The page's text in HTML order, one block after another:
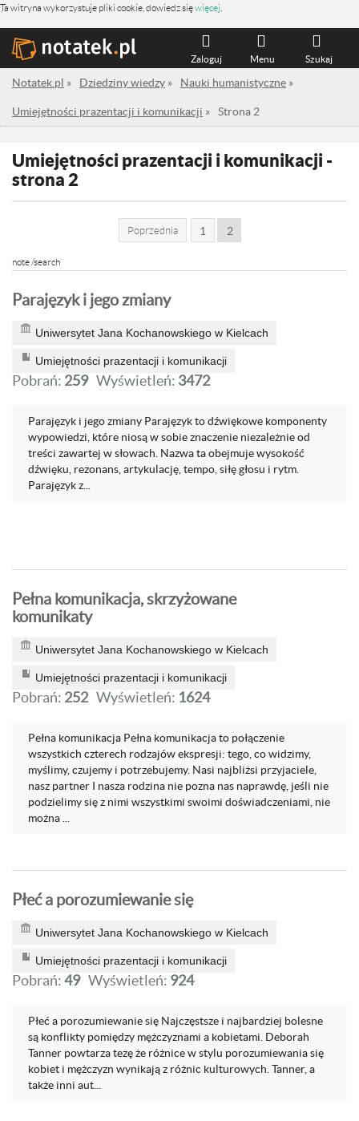
Ta witryna wykorzystuje pliki cookie, dowiedz sięwięcej
Szukaj
Menu
Zaloguj
Notatek.pl » Dziedziny wiedzy » Nauki humanistyczne »
Umiejętności prazentacji i komunikacji » Strona 2
Umiejętności prazentacji i komunikacji -
strona 2
Poprzednia 1 2
note /search
Parajęzyk i jego zmiany
Uniwersytet Jana Kochanowskiego w Kielcach
Umiejętności prazentacji i komunikacji
Pobrań: 259 Wyświetleń: 3472
Parajęzyk i jego zmiany Parajęzyk to dźwiękowe komponenty
wypowiedzi, które niosą w sobie znaczenie niezależnie od
treści zawartej w słowach. Nazwa ta obejmuje wysokość
dźwięku, rezonans, artykulację, tempo, siłę głosu i rytm.
Parajęzyk z...
Pełna komunikacja, skrzyżowane
komunikaty
Uniwersytet Jana Kochanowskiego w Kielcach
Umiejętności prazentacji i komunikacji
Pobrań: 252 Wyświetleń: 1624
Pełna komunikacja Pełna komunikacja to połączenie
wszystkich czterech rodzajów ekspresji: tego, co widzimy,
myślimy, czujemy i potrzebujemy. Nasi najbliżsi przyjaciele,
nasz partner I nasza rodzina nie pozna nas naprawdę, jeśli nie
podzielimy się z nimi wszystkimi swoimi doświadczeniami, nie
można ...
Płeć a porozumiewanie się
Uniwersytet Jana Kochanowskiego w Kielcach
Umiejętności prazentacji i komunikacji
Pobrań:49 Wyświetleń: 924
Płeć a porozumiewanie się Najczęstsze i najbardziej bolesne
są konflikty pomiędzy mężczyznami a kobietami. Deborah
Tanner powtarza tezę że różnice w stylu porozumiewania się
kobiet i mężczyzn wynikają z różnic kulturowych. Tanner, a
także inni aut...